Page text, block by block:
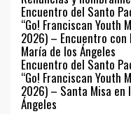
Encuentro del Santo
“Go! Franciscan Youth
2026) – Encuentro con
María de los Ángeles
Encuentro del Santo
“Go! Franciscan Youth
2026) – Santa Misa en
Ángeles